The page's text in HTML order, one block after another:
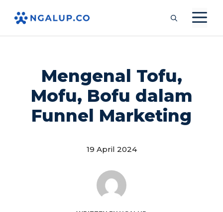
isi
Mengenal Tofu,
Mofu, Bofu dalam
Funnel Marketing
19 April 2024